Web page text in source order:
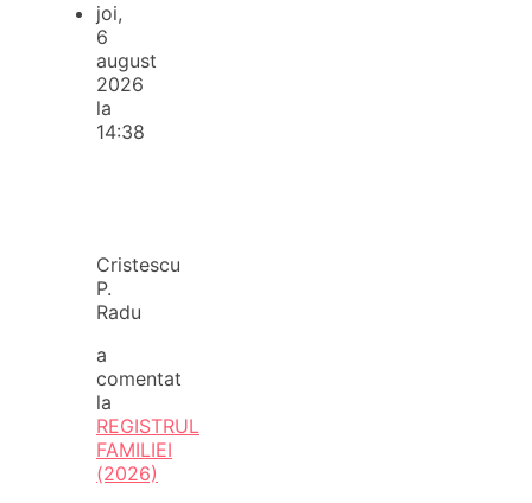
joi,
6
august
2026
la
14:38
Cristescu
P.
Radu
a
comentat
la
REGISTRUL
FAMILIEI
(2026)